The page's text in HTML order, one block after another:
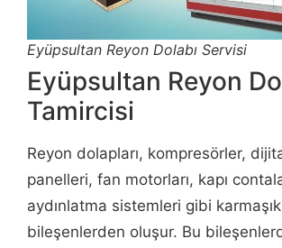
Eyüpsultan Reyon Dolabı Servisi
Eyüpsultan Reyon
Tamircisi
Reyon dolapları, kompresörler,
panelleri, fan motorları, kapı
aydınlatma sistemleri gibi karmaşık
bileşenlerden oluşur. Bu